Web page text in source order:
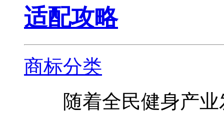
适配攻略
商标分类
随着全民健身产业